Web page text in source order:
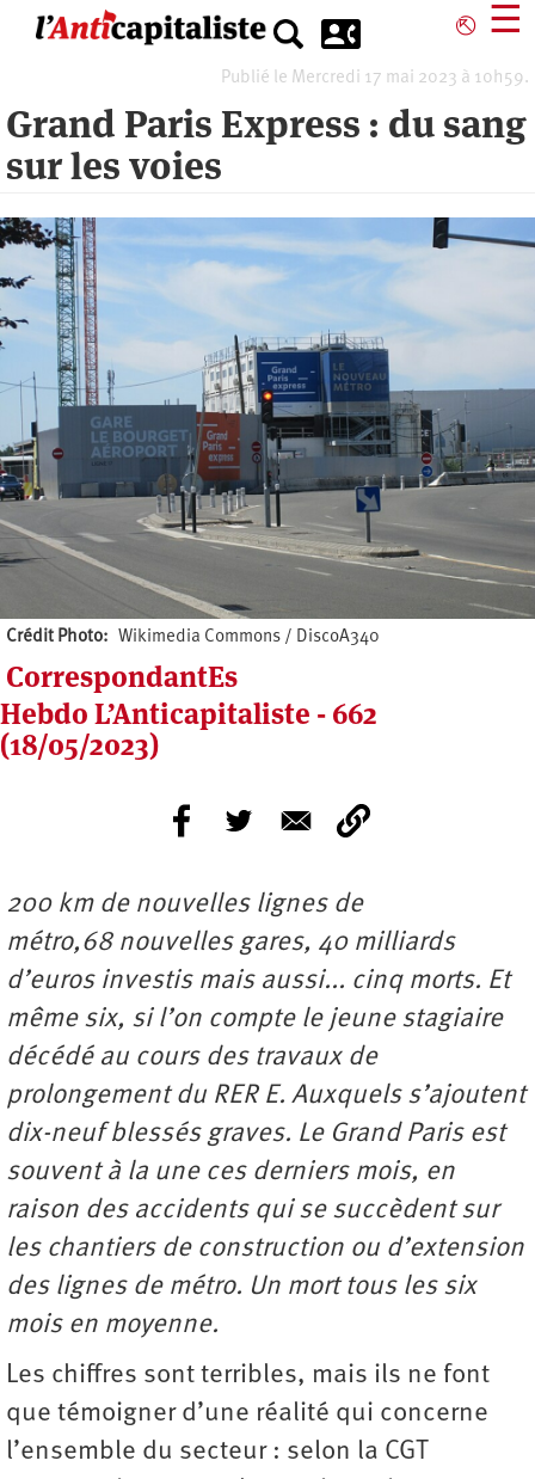
⎋ ☰
Publié le Mercredi 17 mai 2023 à 10h59.
Grand Paris Express : du sang
sur les voies
Crédit Photo Wikimedia Commons / DiscoA340
CorrespondantEs
Hebdo L’Anticapitaliste - 662
(18/05/2023)
200 km de nouvelles lignes de
métro,68 nouvelles gares, 40 milliards
d’euros investis mais aussi... cinq morts. Et
même six, si l’on compte le jeune stagiaire
décédé au cours des travaux de
prolongement du RER E. Auxquels s’ajoutent
dix-neuf blessés graves. Le Grand Paris est
souvent à la une ces derniers mois, en
raison des accidents qui se succèdent sur
les chantiers de construction ou d’extension
des lignes de métro. Un mort tous les six
mois en moyenne.
Les chiffres sont terribles, mais ils ne font
que témoigner d’une réalité qui concerne
l’ensemble du secteur : selon la CGT